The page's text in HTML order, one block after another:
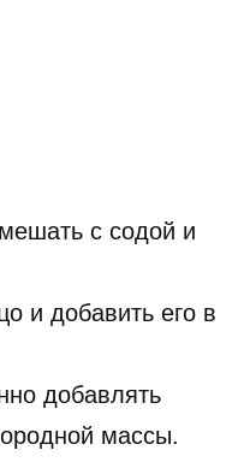
с содой и
и добавить его в
добавлять
массы.